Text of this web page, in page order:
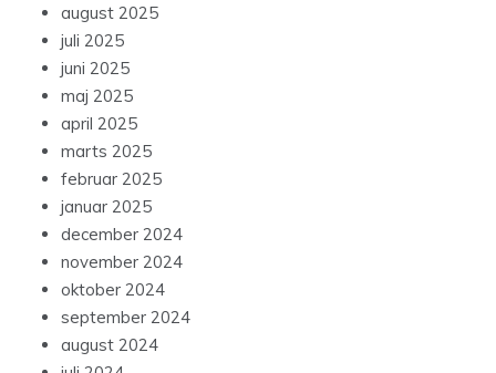
august 2025
juli 2025
juni 2025
maj 2025
april 2025
marts 2025
februar 2025
januar 2025
december 2024
november 2024
oktober 2024
september 2024
august 2024